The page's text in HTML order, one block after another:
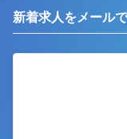
新着求人をメール